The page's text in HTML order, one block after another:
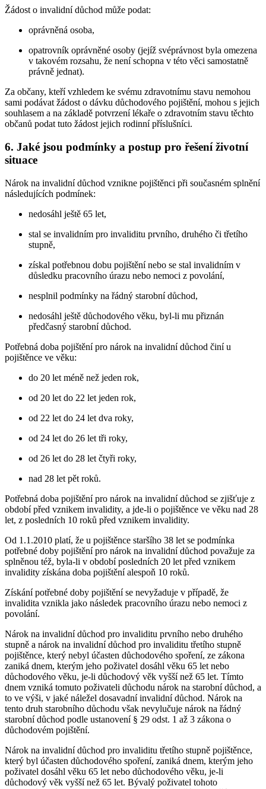
Žádost o invalidní důchod může podat:
oprávněná osoba,
opatrovník oprávněné osoby (jejíž svéprávnost byla omezena
v takovém rozsahu, že není schopna v této věci samostatně
právně jednat).
Za občany, kteří vzhledem ke svému zdravotnímu stavu nemohou
sami podávat žádost o dávku důchodového pojištění, mohou s jejich
souhlasem a na základě potvrzení lékaře o zdravotním stavu těchto
občanů podat tuto žádost jejich rodinní příslušníci.
6. Jaké jsou podmínky a postup pro řešení životní
situace
Nárok na invalidní důchod vznikne pojištěnci při současném splnění
následujících podmínek:
nedosáhl ještě 65 let,
stal se invalidním pro invaliditu prvního, druhého či třetího
stupně,
získal potřebnou dobu pojištění nebo se stal invalidním v
důsledku pracovního úrazu nebo nemoci z povolání,
nesplnil podmínky na řádný starobní důchod,
nedosáhl ještě důchodového věku, byl-li mu přiznán
předčasný starobní důchod.
Potřebná doba pojištění pro nárok na invalidní důchod činí u
pojištěnce ve věku:
do 20 let méně než jeden rok,
od 20 let do 22 let jeden rok,
od 22 let do 24 let dva roky,
od 24 let do 26 let tři roky,
od 26 let do 28 let čtyři roky,
nad 28 let pět roků.
Potřebná doba pojištění pro nárok na invalidní důchod se zjišťuje z
období před vznikem invalidity, a jde-li o pojištěnce ve věku nad 28
let, z posledních 10 roků před vznikem invalidity.
Od 1.1.2010 platí, že u pojištěnce staršího 38 let se podmínka
potřebné doby pojištění pro nárok na invalidní důchod považuje za
splněnou též, byla-li v období posledních 20 let před vznikem
invalidity získána doba pojištění alespoň 10 roků.
Získání potřebné doby pojištění se nevyžaduje v případě, že
invalidita vznikla jako následek pracovního úrazu nebo nemoci z
povolání.
Nárok na invalidní důchod pro invaliditu prvního nebo druhého
stupně a nárok na invalidní důchod pro invaliditu třetího stupně
pojištěnce, který nebyl účasten důchodového spoření, ze zákona
zaniká dnem, kterým jeho poživatel dosáhl věku 65 let nebo
důchodového věku, je-li důchodový věk vyšší než 65 let. Tímto
dnem vzniká tomuto poživateli důchodu nárok na starobní důchod, a
to ve výši, v jaké náležel dosavadní invalidní důchod. Nárok na
tento druh starobního důchodu však nevylučuje nárok na řádný
starobní důchod podle ustanovení § 29 odst. 1 až 3 zákona o
důchodovém pojištění.
Nárok na invalidní důchod pro invaliditu třetího stupně pojištěnce,
který byl účasten důchodového spoření, zaniká dnem, kterým jeho
poživatel dosáhl věku 65 let nebo důchodového věku, je-li
důchodový věk vyšší než 65 let. Bývalý poživatel tohoto